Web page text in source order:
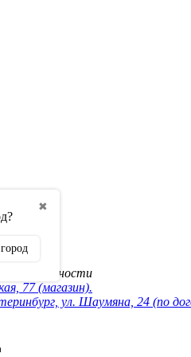
✖
77 (магазин).
ул. Шаумяна, 24 (по